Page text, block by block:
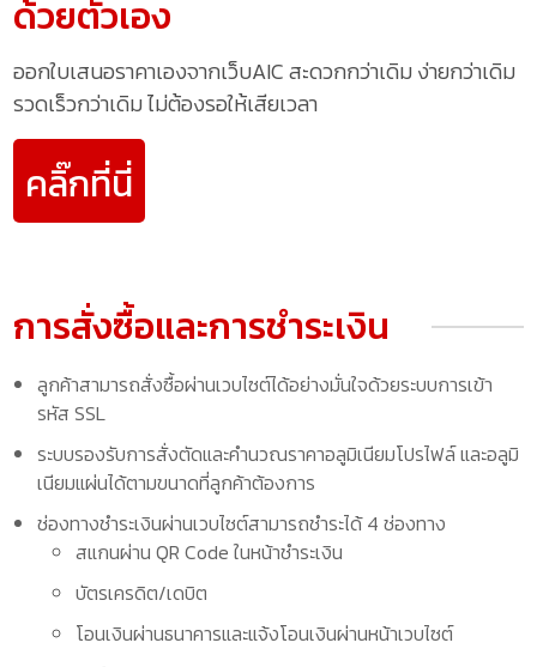
ด้วยตัวเอง
ออกใบเสนอราคาเองจากเว็บAIC สะดวกกว่าเดิม ง่ายกว่าเดิม
รวดเร็วกว่าเดิม ไม่ต้องรอให้เสียเวลา
คลิ๊กที่นี่
การสั่งซื้อและการชำระเงิน
ลูกค้าสามารถสั่งซื้อผ่านเวบไซต์ได้อย่างมั่นใจด้วยระบบการเข้า
รหัส SSL
ระบบรองรับการสั่งตัดและคำนวณราคาอลูมิเนียมโปรไฟล์ และอลูมิ
เนียมแผ่นได้ตามขนาดที่ลูกค้าต้องการ
ช่องทางชำระเงินผ่านเวบไซต์สามารถชำระได้ 4 ช่องทาง
สแกนผ่าน QR Code ในหน้าชำระเงิน
บัตรเครดิต/เดบิต
โอนเงินผ่านธนาคารและแจ้งโอนเงินผ่านหน้าเวบไซต์